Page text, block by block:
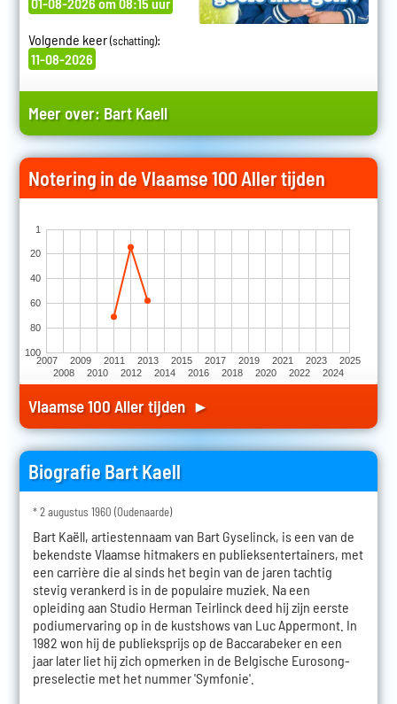
Volgende keer(schatting):
11-08-2026
Meer over: Bart Kaell
Notering in de Vlaamse 100 Aller tijden
2007
2008
2009
2010
2011
2012
2013
2014
2015
2016
2017
2018
2019
2020
2021
2022
2023
2024
2025
1
20
40
60
80
100
Vlaamse 100 Aller tijden ►
Biografie Bart Kaell
* 2 augustus 1960 (Oudenaarde)
Bart Kaëll, artiestennaam van Bart Gyselinck, is een van de
bekendste Vlaamse hitmakers en publieksentertainers, met
een carrière die al sinds het begin van de jaren tachtig
stevig verankerd is in de populaire muziek. Na een
opleiding aan Studio Herman Teirlinck deed hij zijn eerste
podiumervaring op in de kustshows van Luc Appermont. In
1982 won hij de publieksprijs op de Baccarabeker en een
jaar later liet hij zich opmerken in de Belgische Eurosong-
preselectie met het nummer 'Symfonie'.